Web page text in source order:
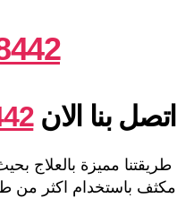
اتصل بنا الان
طريقتنا مميزة بالعلاج
مكثف باستخدام اكثر من